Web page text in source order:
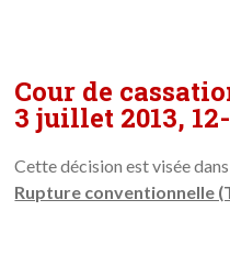
Cour de
3 juillet 2013,
Cette décision est visée
Rupture conventionnelle